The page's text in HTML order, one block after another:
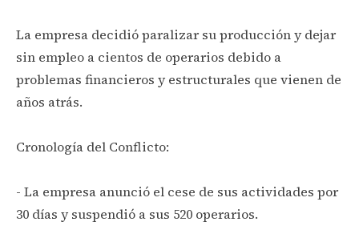
La empresa decidió paralizar su producción y dejar
sin empleo a cientos de operarios debido a
problemas financieros y estructurales que vienen de
años atrás.
Cronología del Conflicto:
- La empresa anunció el cese de sus actividades por
30 días y suspendió a sus 520 operarios.